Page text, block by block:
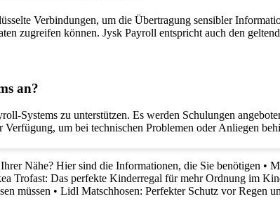
Verbindungen, um die Übertragung sensibler
zugreifen können. Jysk Payroll entspricht auch den
an?
Systems zu unterstützen. Es werden Schulungen
um bei technischen Problemen oder Anliegen
Nähe? Hier sind die Informationen, die Sie benötigen •
Trofast: Das perfekte Kinderregal für mehr Ordnung im
müssen • Lidl Matschhosen: Perfekter Schutz vor Regen